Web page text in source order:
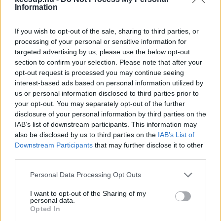
Information
If you wish to opt-out of the sale, sharing to third parties, or
processing of your personal or sensitive information for
targeted advertising by us, please use the below opt-out
section to confirm your selection. Please note that after your
opt-out request is processed you may continue seeing
interest-based ads based on personal information utilized by
us or personal information disclosed to third parties prior to
your opt-out. You may separately opt-out of the further
disclosure of your personal information by third parties on the
IAB’s list of downstream participants. This information may
also be disclosed by us to third parties on the IAB’s List of
Downstream Participants that may further disclose it to other
Please note that this website/app uses one or more Google
not limited to your visit or usage behaviour. You may click to
grant or deny consent to Google and its third-party tags to
use your data for below specified purposes in below Google
Personal Data Processing Opt Outs
I want to opt-out of the Sharing of my
personal data.
Opted In
eleje, és valóban pletykákat vázolt-e fel Varga
Judit.”
A Polt Péterrel kapcsolatos kijelentésre, ami
szerint „az ügyészségen belül nem ura a
helyzetnek”, Varga azt mondta: „A férjem
rendszerint gyalázta a legfőbb ügyészt, de én
mindig ráhagytam, amit vele kapcsolatban
mondott. Nem tudom, hogy abban a
lelkiállapotban miért mondtam.”